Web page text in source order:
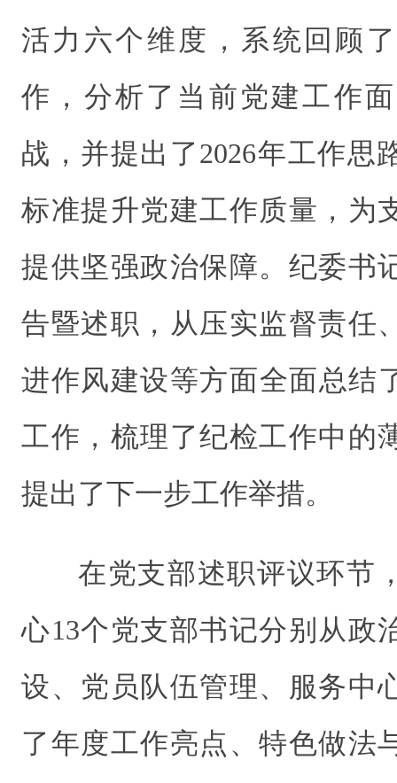
活力六个维度，系统回顾
作，分析了当前党建工作
战，并提出了2026年工作思
标准提升党建工作质量，为
提供坚强政治保障。纪委书
告暨述职，从压实监督责任
进作风建设等方面全面总结
工作，梳理了纪检工作中的
提出了下一步工作举措。
在党支部述职评议环节
心13个党支部书记分别从政
设、党员队伍管理、服务中
了年度工作亮点、特色做法